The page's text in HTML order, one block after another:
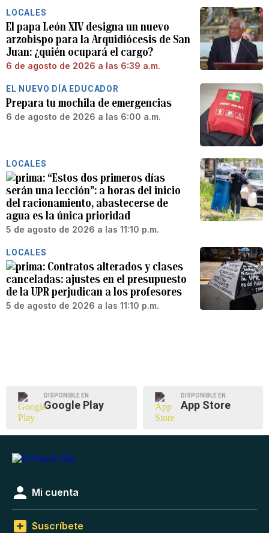
LOCALES
El papa León XIV designa un nuevo
arzobispo para la Arquidiócesis de San
Juan: ¿quién ocupará el cargo?
6 de agosto de 2026 a las 6:39 a.m.
EL NUEVO DÍA EDUCADOR
Prepara tu mochila de emergencias
6 de agosto de 2026 a las 6:00 a.m.
LOCALES
“Estos dos primeros días
serán una lección”: a horas del inicio
del racionamiento, abastecerse de
agua es la única prioridad
5 de agosto de 2026 a las 11:10 p.m.
LOCALES
Contratos alterados y clases
canceladas: ajustes en el presupuesto
de la UPR perjudican a los profesores
5 de agosto de 2026 a las 11:10 p.m.
DISPONIBLE EN
Google Play
DISPONIBLE EN
App Store
Mi cuenta
Suscríbete